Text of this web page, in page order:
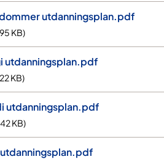
utdanningsplan.pdf
KB)
utdanningsplan.pdf
KB)
utdanningsplan.pdf
KB)